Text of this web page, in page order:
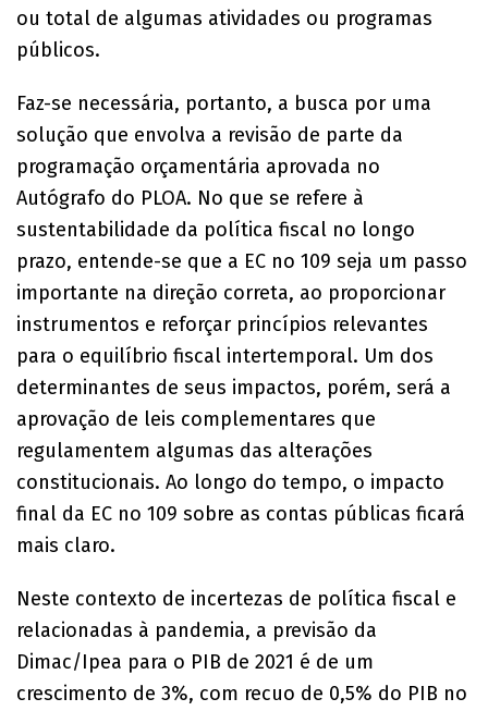
ou total de algumas atividades ou programas
públicos.
Faz-se necessária, portanto, a busca por uma
solução que envolva a revisão de parte da
programação orçamentária aprovada no
Autógrafo do PLOA. No que se refere à
sustentabilidade da política fiscal no longo
prazo, entende-se que a EC no 109 seja um passo
importante na direção correta, ao proporcionar
instrumentos e reforçar princípios relevantes
para o equilíbrio fiscal intertemporal. Um dos
determinantes de seus impactos, porém, será a
aprovação de leis complementares que
regulamentem algumas das alterações
constitucionais. Ao longo do tempo, o impacto
final da EC no 109 sobre as contas públicas ficará
mais claro.
Neste contexto de incertezas de política fiscal e
relacionadas à pandemia, a previsão da
Dimac/Ipea para o PIB de 2021 é de um
crescimento de 3%, com recuo de 0,5% do PIB no